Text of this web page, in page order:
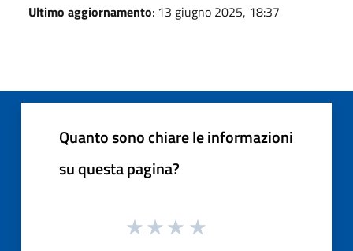
Ultimo aggiornamento: 13 giugno 2025, 18:37
Quanto sono chiare le informazioni
su questa pagina?